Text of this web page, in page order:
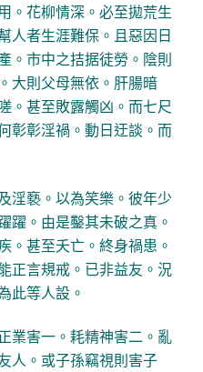
。花柳情深。必至拋荒生
人者生涯難保。且惡因日
。市中之拮据徒勞。陰則
大則父母無依。肝腸暗
。甚至敗露觸凶。而七尺
彰彰淫禍。動日迂談。而
淫褻。以為笑樂。彼年少
躍。由是鑿其未破之真。
。甚至夭亡。終身禍患。
正言規戒。已非益友。況
此等人設。
業害一。耗精神害二。亂
人。或子孫竊視則害子